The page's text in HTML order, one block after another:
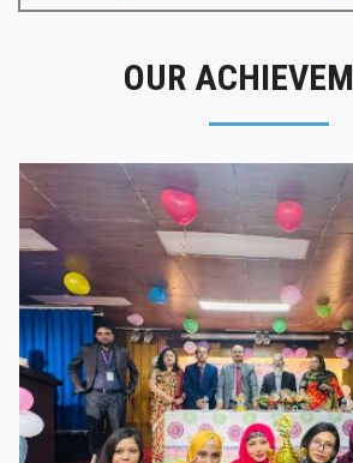
OUR
গৌরবের মুহূর্ত
গৌরবের মুহূর্ত